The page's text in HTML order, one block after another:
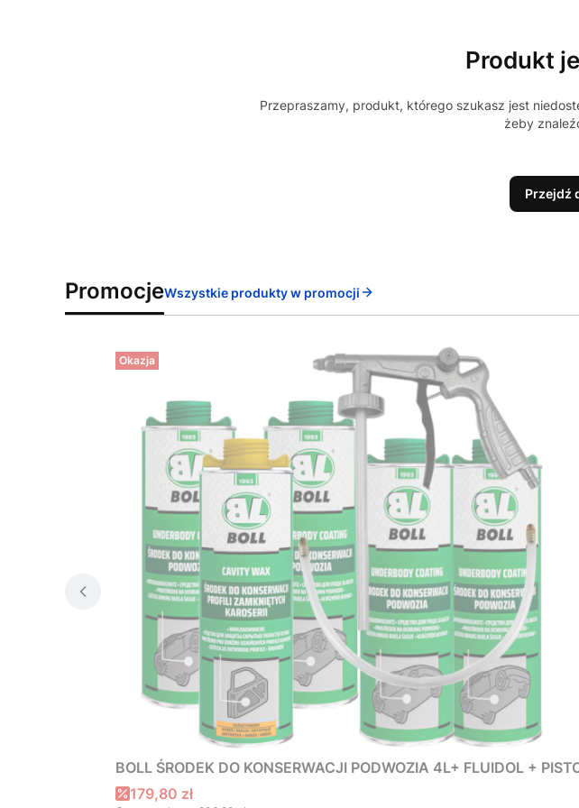
Produkt
Przepraszamy, produkt, którego szukasz jest
żeby
Przejdź
PromocjeWszystkie produkty w promocji
Okazja
BOLL ŚRODEK DO KONSERWACJI PODWOZIA 4L+ FLUIDOL +
Cena promocyjna
179,80 zł